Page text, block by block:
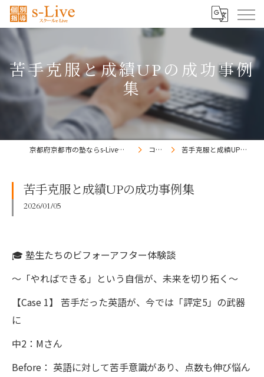
苦手克服と成績UPの成功事例
集
京都府京都市の塾ならs-Liveきょうと梅小路校 コラム 苦手克服と成績UPの成功事例集
苦手克服と成績UPの成功事例集
2026/01/05
🎓 塾生たちのビフォーアフター体験談
〜「やればできる」という自信が、未来を切り拓く〜
【Case 1】 苦手だった英語が、今では「評定5」の武器
に
中2：Mさん
Before： 英語に対して苦手意識があり、点数も伸び悩ん